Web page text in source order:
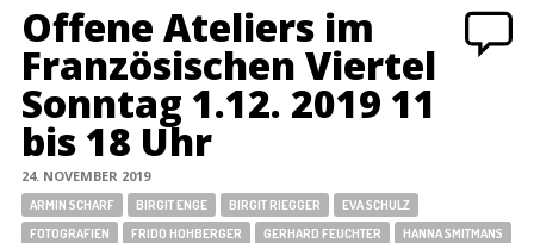
Offene Ateliers im
Französischen Viertel
Sonntag 1.12. 2019 11
bis 18 Uhr
24. NOVEMBER 2019
ARMIN SCHARF BIRGIT ENGE BIRGIT RIEGGER
EVA SCHULZ
FOTOGRAFIEN
FRIDO HOHBERGER GERHARD FEUCHTER
HANNA SMITMANS